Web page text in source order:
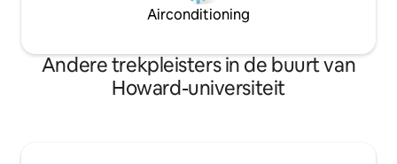
Airconditioning
Andere trekpleisters in de buurt van
Howard-universiteit